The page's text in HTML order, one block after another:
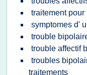
traitement
symptomes d'
trouble
trouble affectif
troubles
traitements